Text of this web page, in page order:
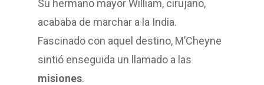
Su hermano mayor William, cirujano,
acababa de marchar a la India.
Fascinado con aquel destino, M’Cheyne
sintió enseguida un llamado a las
misiones.